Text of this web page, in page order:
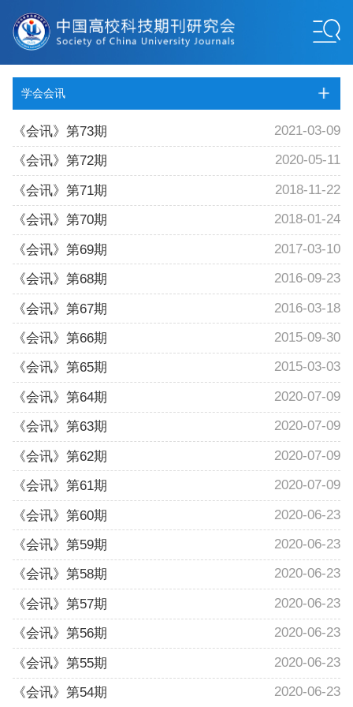
学会会讯
《会讯》第73期 2021-03-09
《会讯》第72期 2020-05-11
《会讯》第71期 2018-11-22
《会讯》第70期 2018-01-24
《会讯》第69期 2017-03-10
《会讯》第68期 2016-09-23
《会讯》第67期 2016-03-18
《会讯》第66期 2015-09-30
《会讯》第65期 2015-03-03
《会讯》第64期 2020-07-09
《会讯》第63期 2020-07-09
《会讯》第62期 2020-07-09
《会讯》第61期 2020-07-09
《会讯》第60期 2020-06-23
《会讯》第59期 2020-06-23
《会讯》第58期 2020-06-23
《会讯》第57期 2020-06-23
《会讯》第56期 2020-06-23
《会讯》第55期 2020-06-23
《会讯》第54期 2020-06-23